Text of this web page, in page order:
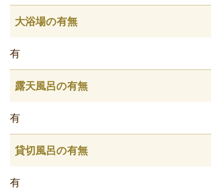
大浴場の有無
有
露天風呂の有無
有
貸切風呂の有無
有